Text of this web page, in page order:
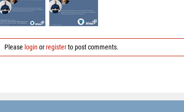
Please login orregisterto post comments.